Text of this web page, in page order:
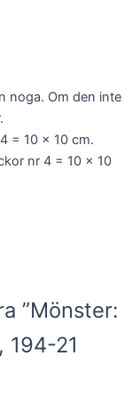
noga. Om den inte
= 10 x 10 cm.
nr 4 = 10 x 10
”Mönster:
194-21